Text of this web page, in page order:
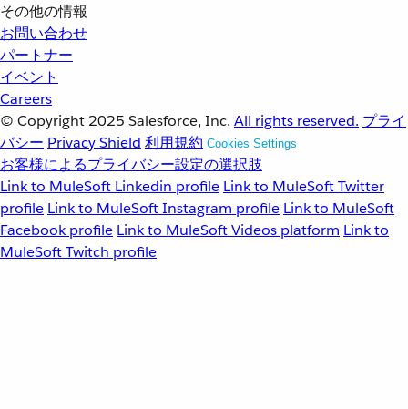
その他の情報
お問い合わせ
パートナー
イベント
Careers
© Copyright 2025 Salesforce, Inc. All rights reserved. プライ
バシー Privacy Shield 利用規約 Cookies Settings
お客様によるプライバシー設定の選択肢
Link to MuleSoft Linkedin profile Link to MuleSoft Twitter
profile Link to MuleSoft Instagram profile Link to MuleSoft
Facebook profile Link to MuleSoft Videos platform Link to
MuleSoft Twitch profile